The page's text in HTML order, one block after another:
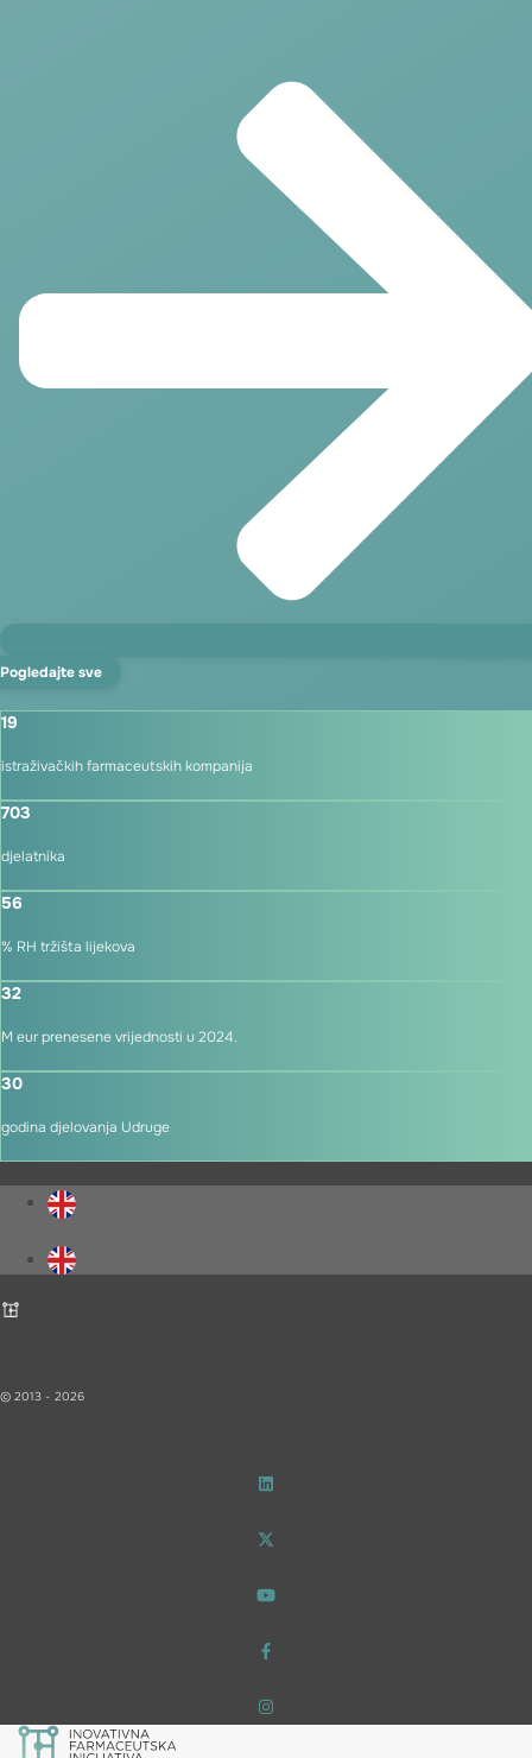
Pogledajte sve
19
istraživačkih farmaceutskih kompanija
703
djelatnika
56
% RH tržišta lijekova
32
M eur prenesene vrijednosti u 2024.
30
godina djelovanja Udruge
© 2013 - 2026